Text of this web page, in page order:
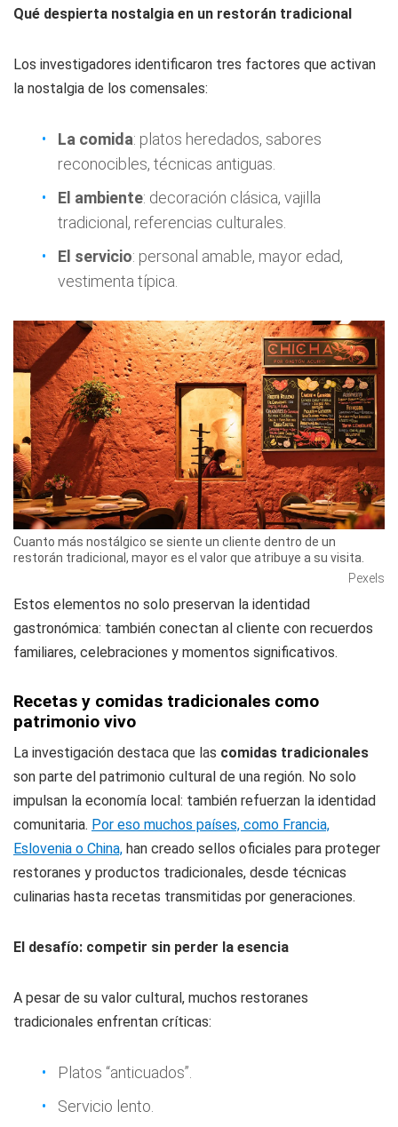
Qué despierta nostalgia en un restorán tradicional
Los investigadores identificaron tres factores que activan
la nostalgia de los comensales:
La comida: platos heredados, sabores
reconocibles, técnicas antiguas.
El ambiente: decoración clásica, vajilla
tradicional, referencias culturales.
El servicio: personal amable, mayor edad,
vestimenta típica.
Cuanto más nostálgico se siente un cliente dentro de un
restorán tradicional, mayor es el valor que atribuye a su visita.
Pexels
Estos elementos no solo preservan la identidad
gastronómica: también conectan al cliente con recuerdos
familiares, celebraciones y momentos significativos.
Recetas y comidas tradicionales como
patrimonio vivo
La investigación destaca que las comidas tradicionales
son parte del patrimonio cultural de una región. No solo
impulsan la economía local: también refuerzan la identidad
comunitaria. Por eso muchos países, como Francia,
Eslovenia o China, han creado sellos oficiales para proteger
restoranes y productos tradicionales, desde técnicas
culinarias hasta recetas transmitidas por generaciones.
El desafío: competir sin perder la esencia
A pesar de su valor cultural, muchos restoranes
tradicionales enfrentan críticas:
Platos “anticuados”.
Servicio lento.